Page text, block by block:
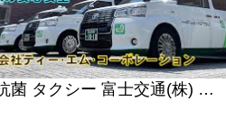
光触媒 抗菌 タクシー 富士交通(株) 富士本社営業所 富士市 感染対策 抗菌防止 光触媒コーティング 安心安全 抗ウイルス ティーエムコーポレーション